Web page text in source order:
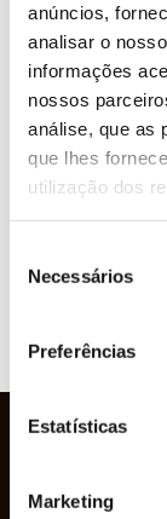
anúncios,
analisar o
informações
nossos
análise, que as
que lhes
utilização dos
Necessários
Preferências
Estatísticas
Marketing
ESTE
Marcas
WEBSITE